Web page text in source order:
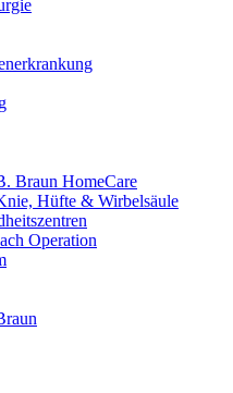
Braun HomeCare
Hüfte & Wirbelsäule
Operation